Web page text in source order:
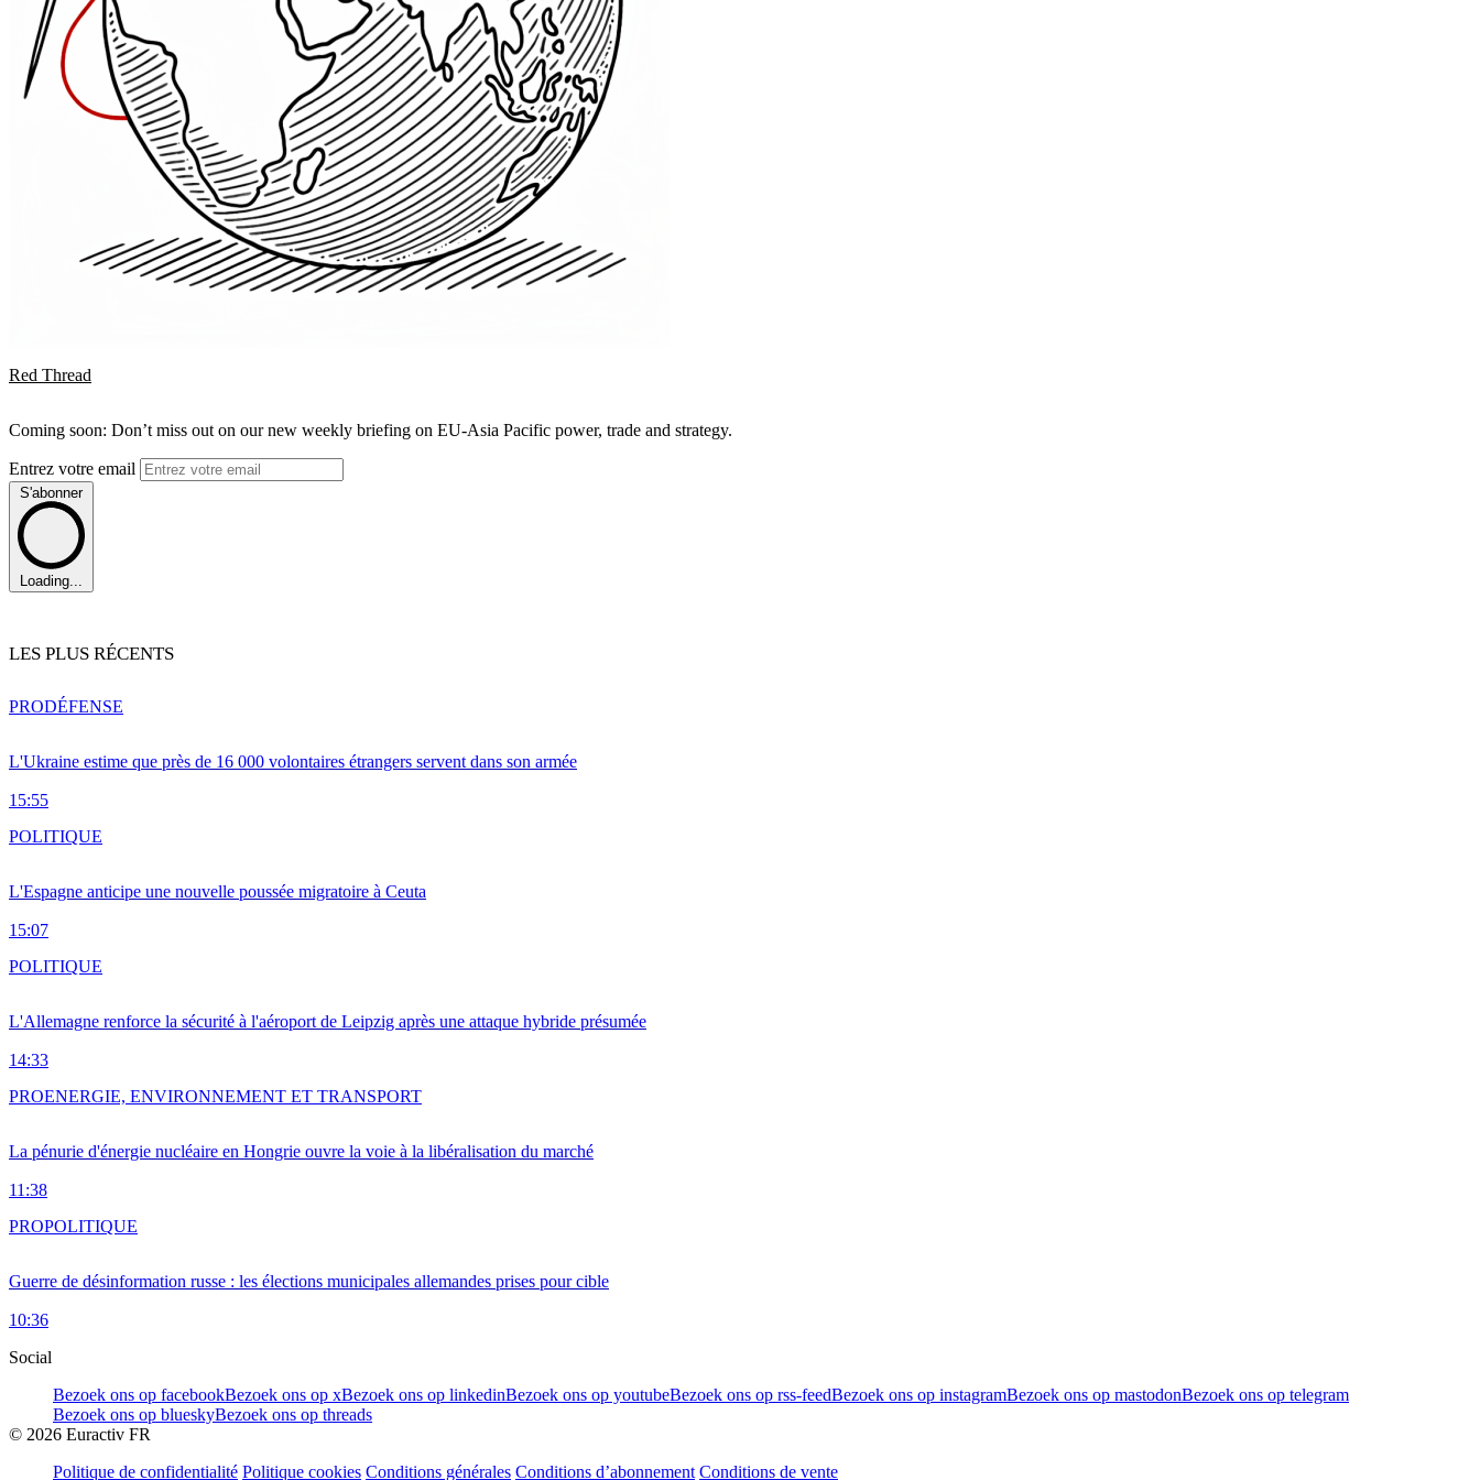
Red Thread
Coming soon: Don’t miss out on our new weekly briefing on EU-Asia Pacific power, trade and strategy.
Entrez votre email
S'abonner
Loading...
LES PLUS RÉCENTS
L'Ukraine estime que près de 16 000 volontaires étrangers servent dans son armée
15:55
PRODÉFENSE
L'Espagne anticipe une nouvelle poussée migratoire à Ceuta
15:07
POLITIQUE
L'Allemagne renforce la sécurité à l'aéroport de Leipzig après une attaque hybride présumée
14:33
POLITIQUE
La pénurie d'énergie nucléaire en Hongrie ouvre la voie à la libéralisation du marché
11:38
PROENERGIE, ENVIRONNEMENT ET TRANSPORT
Guerre de désinformation russe : les élections municipales allemandes prises pour cible
10:36
PROPOLITIQUE
Social
Bezoek ons op facebookBezoek ons op xBezoek ons op linkedinBezoek ons op youtubeBezoek ons op rss-feedBezoek ons op instagramBezoek ons op mastodonBezoek ons op telegram
Bezoek ons op blueskyBezoek ons op threads
© 2026 Euractiv FR
Politique de confidentialité Politique cookies Conditions générales Conditions d’abonnement Conditions de vente